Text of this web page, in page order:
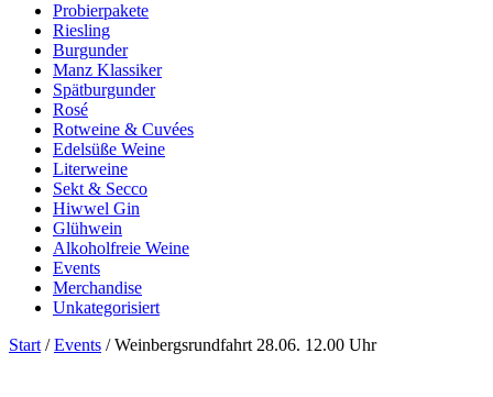
Probierpakete
Riesling
Burgunder
Manz Klassiker
Spätburgunder
Rosé
Rotweine & Cuvées
Edelsüße Weine
Literweine
Sekt & Secco
Hiwwel Gin
Glühwein
Alkoholfreie Weine
Events
Merchandise
Unkategorisiert
Start/Events / Weinbergsrundfahrt 28.06. 12.00 Uhr